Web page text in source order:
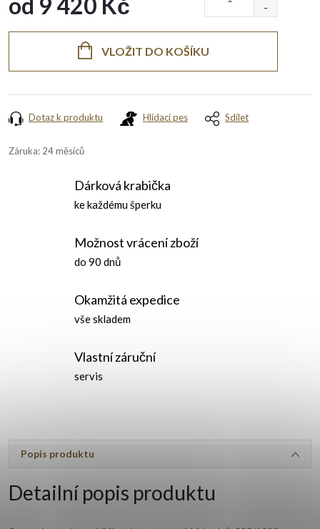
od 9 420 Kč
VLOŽIT DO KOŠÍKU
Dotaz k produktu Hlídací pes Sdílet
Záruka: 24 měsíců
Dárková krabička
ke každému šperku
Možnost vrácení zboží
do 90 dnů
Okamžitá expedice
vše skladem
Vlastní záruční
servis
Popis produktu
Detailní popis produktu